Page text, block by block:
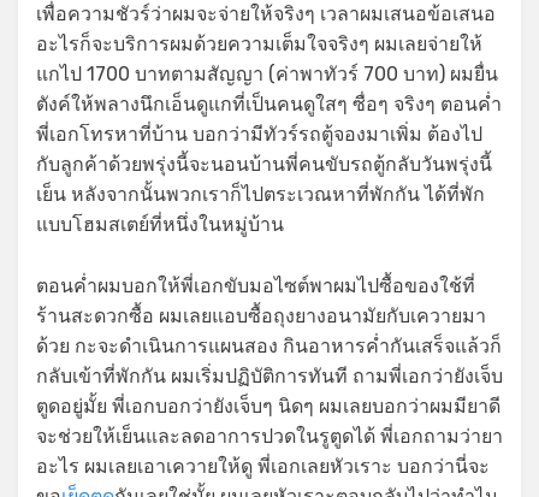
เพื่อความชัวร์ว่าผมจะจ่ายให้จริงๆ เวลาผมเสนอข้อเสนอ
อะไรก็จะบริการผมด้วยความเต็มใจจริงๆ ผมเลยจ่ายให้
แกไป 1700 บาทตามสัญญา (ค่าพาทัวร์ 700 บาท) ผมยื่น
ตังค์ให้พลางนึกเอ็นดูแกที่เป็นคนดูใสๆ ซื่อๆ จริงๆ ตอนค่ำ
พี่เอกโทรหาที่บ้าน บอกว่ามีทัวร์รถตู้จองมาเพิ่ม ต้องไป
กับลูกค้าด้วยพรุ่งนี้จะนอนบ้านพี่คนขับรถตู้กลับวันพรุ่งนี้
เย็น หลังจากนั้นพวกเราก็ไปตระเวณหาที่พักกัน ได้ที่พัก
แบบโฮมสเตย์ที่หนึ่งในหมู่บ้าน
ตอนค่ำผมบอกให้พี่เอกขับมอไซต์พาผมไปซื้อของใช้ที่
ร้านสะดวกซื้อ ผมเลยแอบซื้อถุงยางอนามัยกับเควายมา
ด้วย กะจะดำเนินการแผนสอง กินอาหารค่ำกันเสร็จแล้วก็
กลับเข้าที่พักกัน ผมเริ่มปฏิบัติการทันที ถามพี่เอกว่ายังเจ็บ
ตูดอยู่มั้ย พี่เอกบอกว่ายังเจ็บๆ นิดๆ ผมเลยบอกว่าผมมียาดี
จะช่วยให้เย็นและลดอาการปวดในรูตูดได้ พี่เอกถามว่ายา
อะไร ผมเลยเอาเควายให้ดู พี่เอกเลยหัวเราะ บอกว่านี่จะ